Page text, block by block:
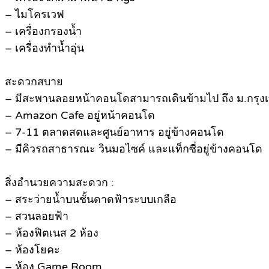
– ไมโครเวฟ
– เครื่องกรองน้ำ
– เครื่องทำน้ำอุ่น
สะดวกสบาย
– มีสะพานลอยหน้าคอนโดสามารถเดินข้ามไป ถึง ม.กรุง
– Amazon Cafe อยู่หน้าคอนโด
– 7-11 ตลาดสดและศูนย์อาหาร อยู่ข้างคอนโด
– มีคิวรถสาธารณะ วินมอไซค์ และแท็กซี่อยู่ข้างคอนโด
สิ่งอำนวยความสะดวก :
– สระว่ายน้ำบนชั้นดาดฟ้าระบบเกลือ
– สวนลอยฟ้า
– ห้องฟิตเนส 2 ห้อง
– ห้องโยคะ